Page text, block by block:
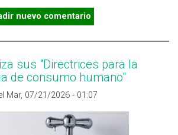
VENTAJAS DE DIGITALIZAR LOS REGISTROS
Y CONTROL DE LEGIONELLA
nuevo comentario
sus "Directrices para la
de consumo humano"
Mar, 07/21/2026 - 01:07